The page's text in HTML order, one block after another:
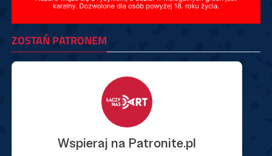
ZOSTAŃ PATRONEM